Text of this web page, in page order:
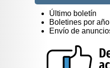
Último boletín
Boletines por año
Envío de